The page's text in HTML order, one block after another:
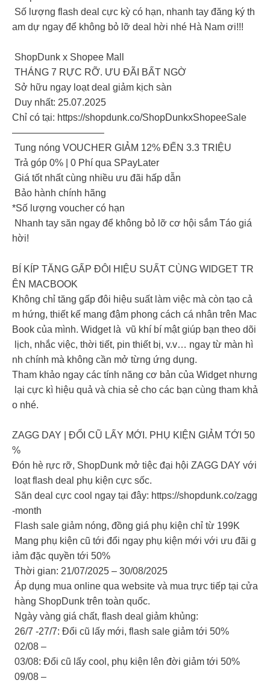
Số lượng flash deal cực kỳ có hạn, nhanh tay đăng ký th
am dự ngay để không bỏ lỡ deal hời nhé Hà Nam ơi!!!
ShopDunk x Shopee Mall
THÁNG 7 RỰC RỠ. ƯU ĐÃI BẤT NGỜ
Sở hữu ngay loạt deal giảm kịch sàn
Duy nhất: 25.07.2025
Chỉ có tại: https://shopdunk.co/ShopDunkxShopeeSale
—————————–
Tung nóng VOUCHER GIẢM 12% ĐẾN 3.3 TRIỆU
Trả góp 0% | 0 Phí qua SPayLater
Giá tốt nhất cùng nhiều ưu đãi hấp dẫn
Bảo hành chính hãng
*Số lượng voucher có hạn
Nhanh tay săn ngay để không bỏ lỡ cơ hội sắm Táo giá
hời!
BÍ KÍP TĂNG GẤP ĐÔI HIỆU SUẤT CÙNG WIDGET TR
ÊN MACBOOK
Không chỉ tăng gấp đôi hiệu suất làm việc mà còn tạo cả
m hứng, thiết kế mang đậm phong cách cá nhân trên Mac
Book của mình. Widget là vũ khí bí mật giúp bạn theo dõi
lịch, nhắc việc, thời tiết, pin thiết bị, v.v… ngay từ màn hì
nh chính mà không cần mở từng ứng dụng.
Tham khảo ngay các tính năng cơ bản của Widget nhưng
lại cực kì hiệu quả và chia sẻ cho các bạn cùng tham khả
o nhé.
ZAGG DAY | ĐỔI CŨ LẤY MỚI. PHỤ KIỆN GIẢM TỚI 50
%
Đón hè rực rỡ, ShopDunk mở tiệc đại hội ZAGG DAY với
loạt flash deal phụ kiện cực sốc.
Săn deal cực cool ngay tại đây: https://shopdunk.co/zagg
-month
Flash sale giảm nóng, đồng giá phụ kiện chỉ từ 199K
Mang phụ kiện cũ tới đổi ngay phụ kiện mới với ưu đãi g
iảm đặc quyền tới 50%
Thời gian: 21/07/2025 – 30/08/2025
️ Áp dụng mua online qua website và mua trực tiếp tại cửa
hàng ShopDunk trên toàn quốc.
Ngày vàng giá chất, flash deal giảm khủng:
26/7 -27/7: Đổi cũ lấy mới, flash sale giảm tới 50%
02/08 –
03/08: Đổi cũ lấy cool, phụ kiện lên đời giảm tới 50%
09/08 –